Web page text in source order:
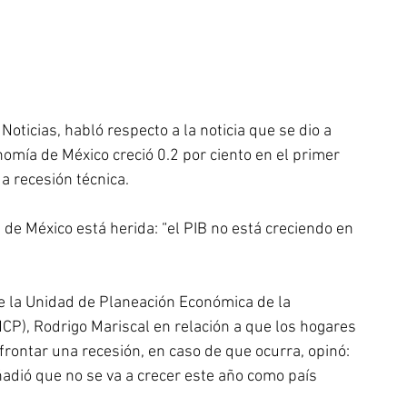
habló respecto a la noticia que se dio a
de México creció 0.2 por ciento en el primer
recesión técnica.
México está herida: “el PIB no está creciendo en
Unidad de Planeación Económica de la
Rodrigo Mariscal en relación a que los hogares
una recesión, en caso de que ocurra, opinó:
que no se va a crecer este año como país